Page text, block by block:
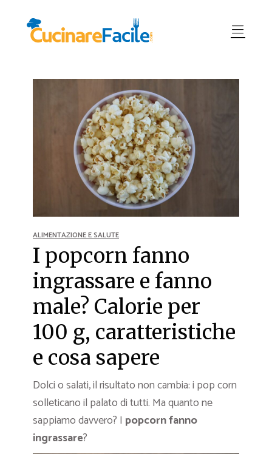
ALIMENTAZIONE E SALUTE
I popcorn fanno
ingrassare e fanno
male? Calorie per
100 g, caratteristiche
e cosa sapere
Dolci o salati, il risultato non cambia: i pop corn
solleticano il palato di tutti. Ma quanto ne
sappiamo davvero? I popcorn fanno
ingrassare?